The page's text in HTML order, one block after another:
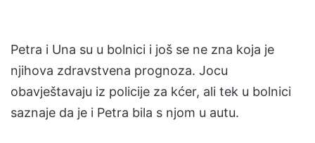
Petra i Una su u bolnici i još se ne zna koja je
njihova zdravstvena prognoza. Jocu
obavještavaju iz policije za kćer, ali tek u bolnici
saznaje da je i Petra bila s njom u autu.